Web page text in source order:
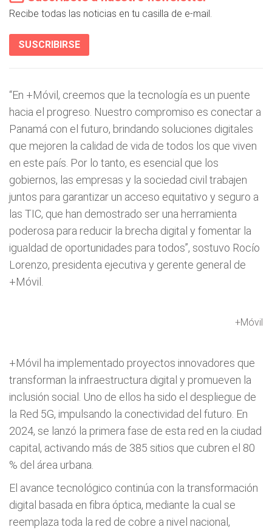
Recibe todas las noticias en tu casilla de e-mail.
SUSCRIBIRSE
“En +Móvil, creemos que la tecnología es un puente
hacia el progreso. Nuestro compromiso es conectar a
Panamá con el futuro, brindando soluciones digitales
que mejoren la calidad de vida de todos los que viven
en este país. Por lo tanto, es esencial que los
gobiernos, las empresas y la sociedad civil trabajen
juntos para garantizar un acceso equitativo y seguro a
las TIC, que han demostrado ser una herramienta
poderosa para reducir la brecha digital y fomentar la
igualdad de oportunidades para todos”, sostuvo Rocío
Lorenzo, presidenta ejecutiva y gerente general de
+Móvil.
+Móvil
+Móvil ha implementado proyectos innovadores que
transforman la infraestructura digital y promueven la
inclusión social. Uno de ellos ha sido el despliegue de
la Red 5G, impulsando la conectividad del futuro. En
2024, se lanzó la primera fase de esta red en la ciudad
capital, activando más de 385 sitios que cubren el 80
% del área urbana.
El avance tecnológico continúa con la transformación
digital basada en fibra óptica, mediante la cual se
reemplaza toda la red de cobre a nivel nacional,